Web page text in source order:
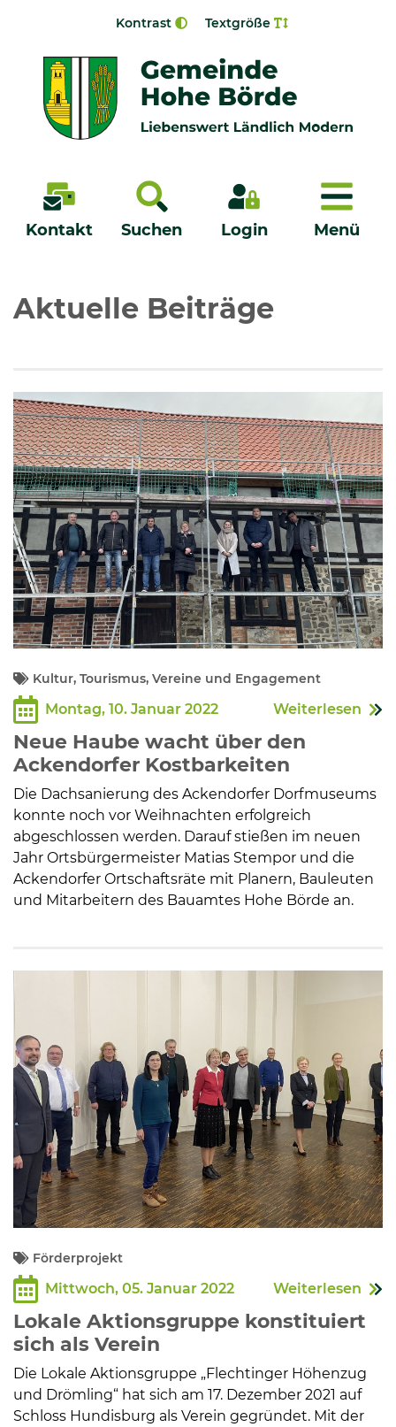
Kontrast Textgröße
Kontakt Suchen Login Menü
Menü
Neuigkeiten
Kommunalpolitik
Bildung und Soziales
Wirtschaft, Bauen, Verkehr
Tourismus, Freizeit, Dorfleben
Aktuelle Beiträge
Kultur, Tourismus, Vereine und Engagement
Montag, 10. Januar 2022 Weiterlesen
Neue Haube wacht über den
Ackendorfer Kostbarkeiten
Die Dachsanierung des Ackendorfer Dorfmuseums
konnte noch vor Weihnachten erfolgreich
abgeschlossen werden. Darauf stießen im neuen
Jahr Ortsbürgermeister Matias Stempor und die
Ackendorfer Ortschaftsräte mit Planern, Bauleuten
und Mitarbeitern des Bauamtes Hohe Börde an.
Förderprojekt
Mittwoch, 05. Januar 2022 Weiterlesen
Lokale Aktionsgruppe konstituiert
sich als Verein
Die Lokale Aktionsgruppe „Flechtinger Höhenzug
und Drömling“ hat sich am 17. Dezember 2021 auf
Schloss Hundisburg als Verein gegründet. Mit der